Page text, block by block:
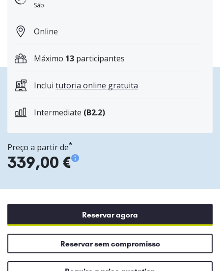
Sáb.
Online
Máximo 13 participantes
Inclui tutoria online gratuita
Intermediate (B2.2)
Preço a partir de*
339,00 €
Reservar agora
Reservar sem compromisso